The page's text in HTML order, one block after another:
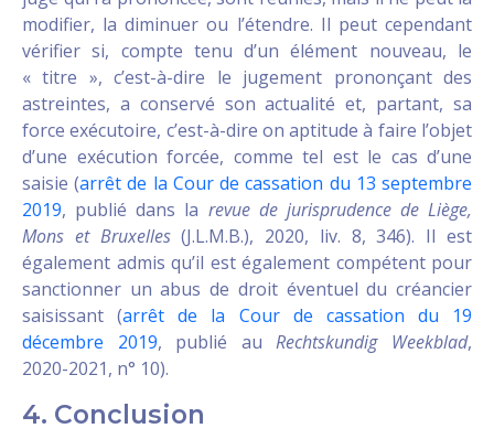
modifier, la diminuer ou l’étendre. Il peut cependant
vérifier si, compte tenu d’un élément nouveau, le
« titre », c’est-à-dire le jugement prononçant des
astreintes, a conservé son actualité et, partant, sa
force exécutoire, c’est-à-dire on aptitude à faire l’objet
d’une exécution forcée, comme tel est le cas d’une
saisie (arrêt de la Cour de cassation du 13 septembre
2019, publié dans la revue de jurisprudence de Liège,
Mons et Bruxelles(J.L.M.B.), 2020, liv. 8, 346). Il est
également admis qu’il est également compétent pour
sanctionner un abus de droit éventuel du créancier
saisissant (arrêt de la Cour de cassation du 19
décembre 2019, publié auRechtskundig Weekblad,
2020-2021, n° 10).
4. Conclusion